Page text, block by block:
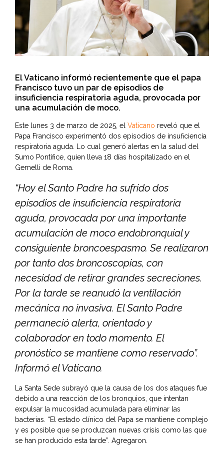
El Vaticano informó recientemente que el papa
Francisco tuvo un par de episodios de
insuficiencia respiratoria aguda, provocada por
una acumulación de moco.
Este lunes 3 de marzo de 2025, el Vaticano reveló que el
Papa Francisco experimentó dos episodios de insuficiencia
respiratoria aguda. Lo cual generó alertas en la salud del
Sumo Pontífice, quien lleva 18 días hospitalizado en el
Gemelli de Roma.
“Hoy el Santo Padre ha sufrido dos
episodios de insuficiencia respiratoria
aguda, provocada por una importante
acumulación de moco endobronquial y
consiguiente broncoespasmo. Se realizaron
por tanto dos broncoscopias, con
necesidad de retirar grandes secreciones.
Por la tarde se reanudó la ventilación
mecánica no invasiva. El Santo Padre
permaneció alerta, orientado y
colaborador en todo momento. El
pronóstico se mantiene como reservado”.
Informó el Vaticano.
La Santa Sede subrayó que la causa de los dos ataques fue
debido a una reacción de los bronquios, que intentan
expulsar la mucosidad acumulada para eliminar las
bacterias. “El estado clínico del Papa se mantiene complejo
y es posible que se produzcan nuevas crisis como las que
se han producido esta tarde”. Agregaron.